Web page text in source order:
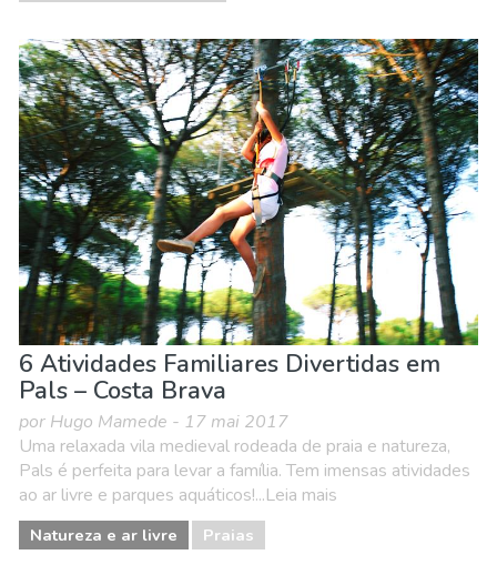
6 Atividades Familiares Divertidas em
Pals – Costa Brava
por Hugo Mamede - 17 mai 2017
Uma relaxada vila medieval rodeada de praia e natureza,
Pals é perfeita para levar a família. Tem imensas atividades
ao ar livre e parques aquáticos!...Leia mais
Natureza e ar livre Praias